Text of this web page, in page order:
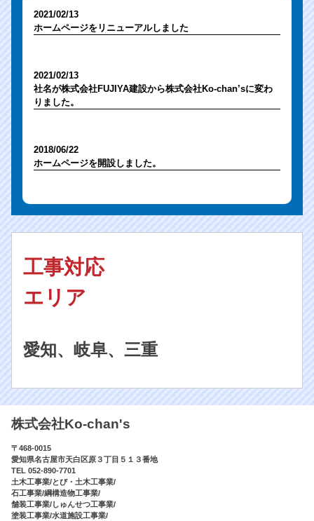
2021/02/13
ホームページをリニューアルしました
2021/02/13
社名が株式会社FUJIYA建設から株式会社Ko-chan’sに変わ
りました。
2018/06/22
ホームページを開設しました。
工事対応
エリア
愛知、岐阜、三重
株式会社Ko-chan's
〒468-0015
愛知県名古屋市天白区原３丁目５１３番地
TEL 052-890-7701
土木工事業/とび・土木工事業/
石工事業/綱構造物工事業/
舗装工事業/しゅんせつ工事業/
塗装工事業/水道施設工事業/